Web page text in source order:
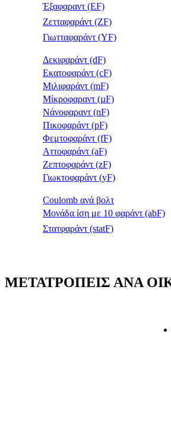
Έξαφαραντ (EF)
Ζετταφαράντ (ZF)
Γιωτταφαράντ (YF)
Δεκιφαράντ (dF)
Εκατοφαράντ (cF)
Μιλιφαράντ (mF)
Μίκροφαραντ (µF)
Νάνοφαραντ (nF)
Πικοφαράντ (pF)
Φεμτοφαράντ (fF)
Αττοφαράντ (aF)
Ζεπτοφαράντ (zF)
Γιωκτοφαράντ (yF)
Coulomb ανά βολτ
Μονάδα ίση με 10 φαράντ (abF)
Στατφαράντ (statF)
ΜΕΤΑΤΡΟΠΕΊΣ ΑΝΆ